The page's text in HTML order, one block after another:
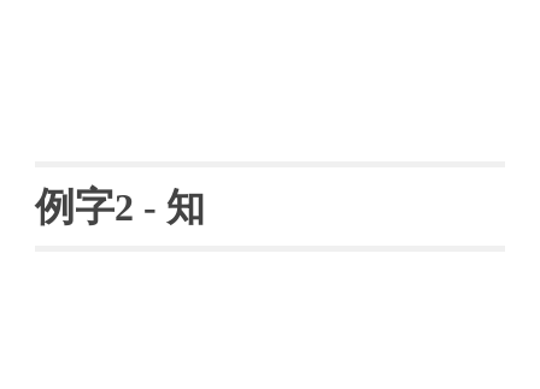
例字2 - 知